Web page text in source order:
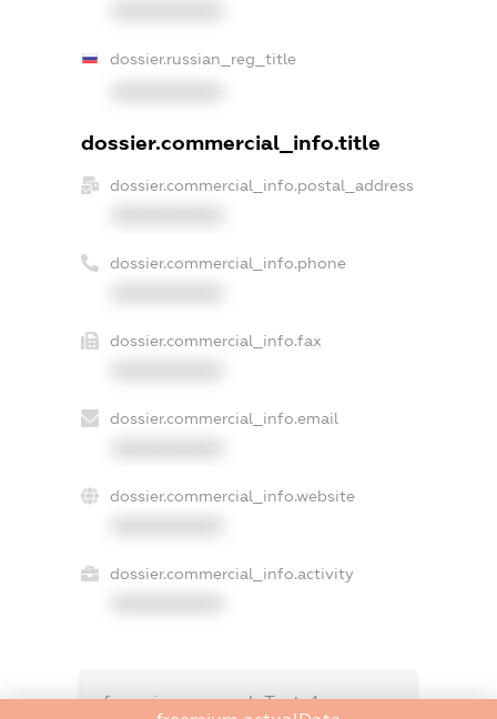
dossier.russian_reg_title
dossier.commercial_info.title
dossier.commercial_info.postal_address
dossier.commercial_info.phone
dossier.commercial_info.fax
dossier.commercial_info.email
dossier.commercial_info.website
dossier.commercial_info.activity
freemium.exampleText_1